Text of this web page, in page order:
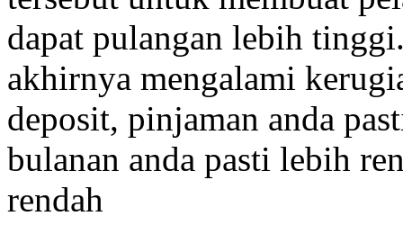
dapat pulangan lebih
akhirnya mengalami
deposit, pinjaman anda
bulanan anda pasti lebih
rendah